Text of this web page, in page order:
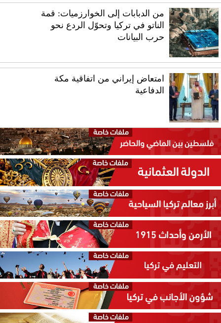
من الدبابات إلى الخوارزميات: قمة
الناتو في تركيا وتحوّل الردع نحو
حرب البيانات
امتعاض إيراني من اتفاقية مكة
الدفاعية